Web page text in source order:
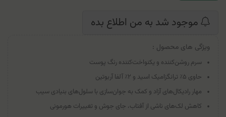
موجود شد به من اطلاع بده
ویژگی های محصول :
سرم روشن‌کننده و یکنواخت‌کننده رنگ پوست
حاوی ۵٪ ترانگزامیک اسید و ۲٪ آلفا آربوتین
مهار رادیکال‌های آزاد و کمک به جوان‌سازی با سلول‌های بنیادی سیب
کاهش لک‌های ناشی از آفتاب، جای جوش و تغییرات هورمونی